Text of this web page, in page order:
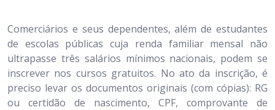
Comerciários e seus dependentes, além de estudantes
de escolas públicas cuja renda familiar mensal não
ultrapasse três salários mínimos nacionais, podem se
inscrever nos cursos gratuitos. No ato da inscrição, é
preciso levar os documentos originais (com cópias): RG
ou certidão de nascimento, CPF, comprovante de